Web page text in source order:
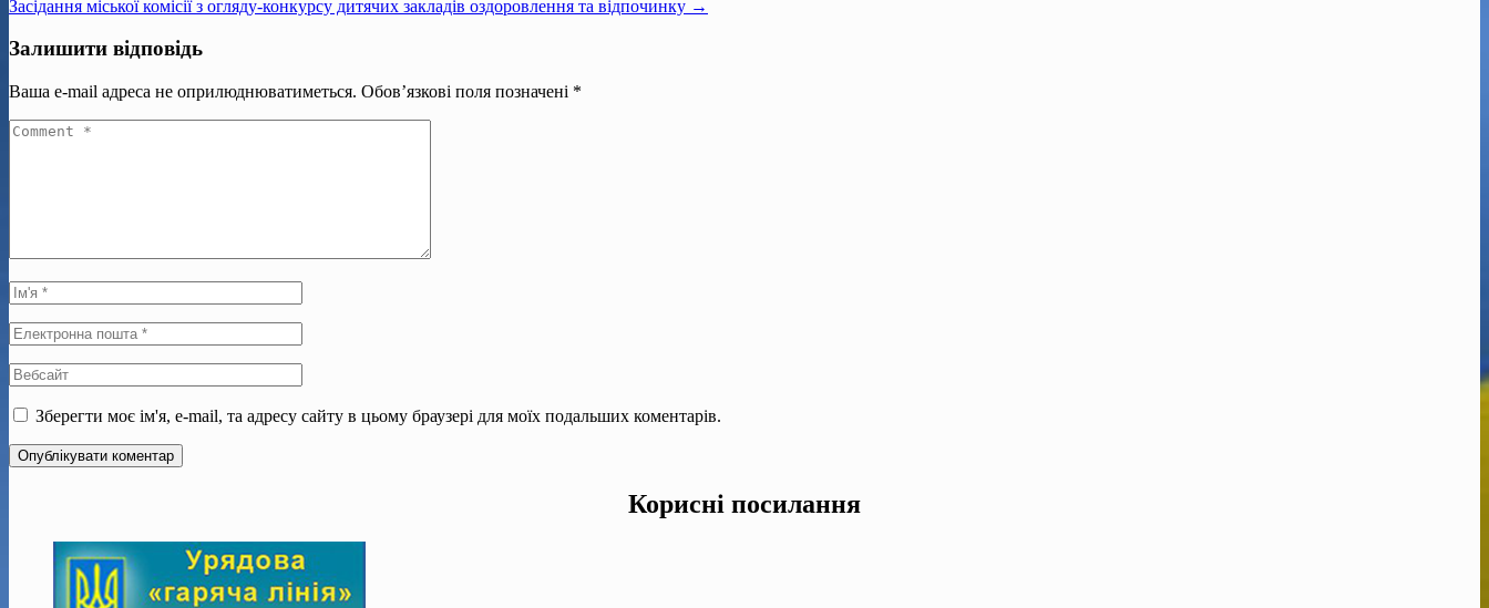
Засідання міської комісії з огляду-конкурсу дитячих закладів оздоровлення та відпочинку →
Залишити відповідь
Ваша e-mail адреса не оприлюднюватиметься. Обов’язкові поля позначені *
Зберегти моє ім'я, e-mail, та адресу сайту в цьому браузері для моїх подальших коментарів.
Корисні посилання